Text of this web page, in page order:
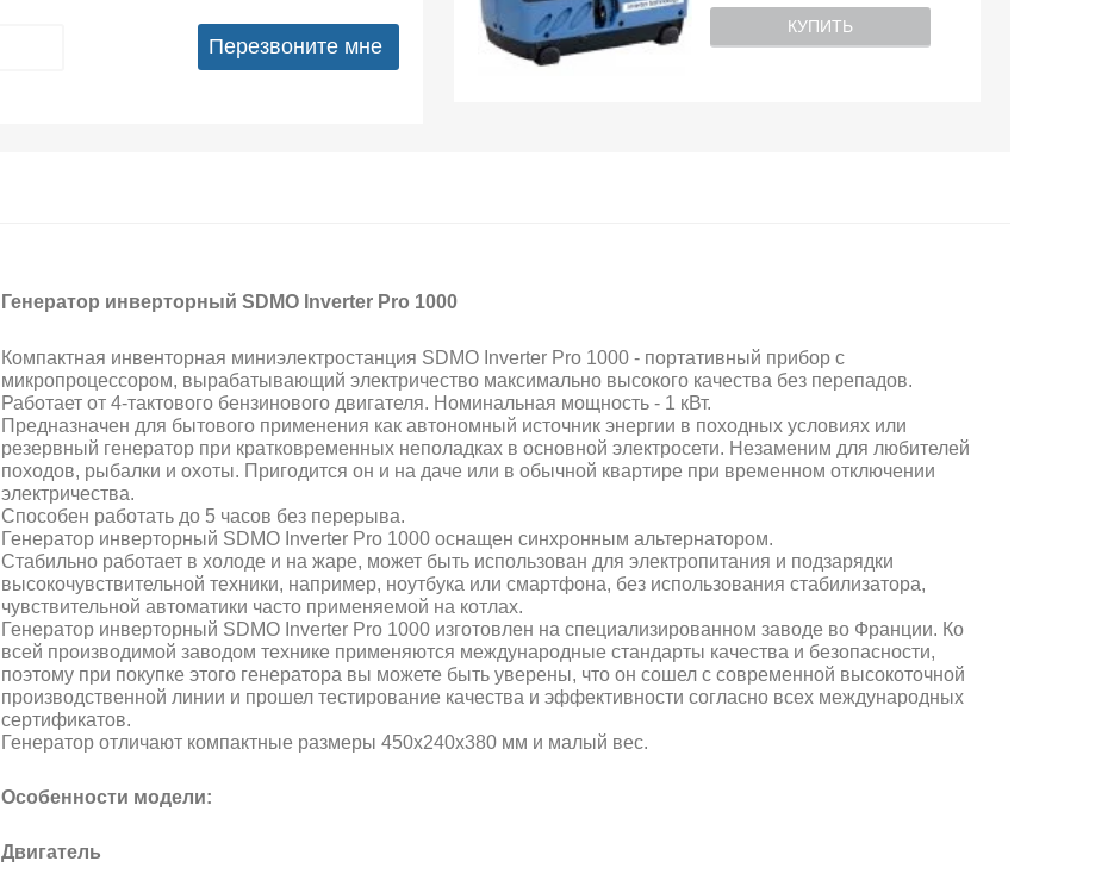
Перезвоните мне
КУПИТЬ
Генератор инверторный SDMO Inverter Pro 1000
Компактная инвенторная миниэлектростанция SDMO Inverter Pro 1000 - портативный прибор с
микропроцессором, вырабатывающий электричество максимально высокого качества без перепадов.
Работает от 4-тактового бензинового двигателя. Номинальная мощность - 1 кВт.
Предназначен для бытового применения как автономный источник энергии в походных условиях или
резервный генератор при кратковременных неполадках в основной электросети. Незаменим для любителей
походов, рыбалки и охоты. Пригодится он и на даче или в обычной квартире при временном отключении
электричества.
Способен работать до 5 часов без перерыва.
Генератор инверторный SDMO Inverter Pro 1000 оснащен синхронным альтернатором.
Стабильно работает в холоде и на жаре, может быть использован для электропитания и подзарядки
высокочувствительной техники, например, ноутбука или смартфона, без использования стабилизатора,
чувствительной автоматики часто применяемой на котлах.
Генератор инверторный SDMO Inverter Pro 1000 изготовлен на специализированном заводе во Франции. Ко
всей производимой заводом технике применяются международные стандарты качества и безопасности,
поэтому при покупке этого генератора вы можете быть уверены, что он сошел с современной высокоточной
производственной линии и прошел тестирование качества и эффективности согласно всех международных
сертификатов.
Генератор отличают компактные размеры 450x240x380 мм и малый вес.
Особенности модели:
Двигатель